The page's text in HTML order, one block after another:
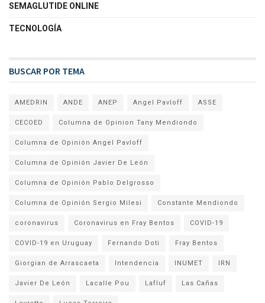
SEMAGLUTIDE ONLINE
TECNOLOGÍA
BUSCAR POR TEMA
AMEDRIN ANDE ANEP Angel Pavloff ASSE
CECOED Columna de Opinion Tany Mendiondo
Columna de Opinión Angel Pavloff
Columna de Opinión Javier De León
Columna de Opinión Pablo Delgrosso
Columna de Opinión Sergio Milesi Constante Mendiondo
coronavirus Coronavirus en Fray Bentos COVID-19
COVID-19 en Uruguay Fernando Doti Fray Bentos
Giorgian de Arrascaeta Intendencia INUMET IRN
Javier De León Lacalle Pou Lafluf Las Cañas